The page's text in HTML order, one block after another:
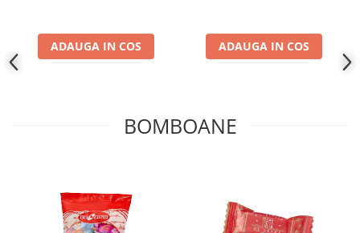
ADAUGA IN COS ADAUGA IN COS
BOMBOANE